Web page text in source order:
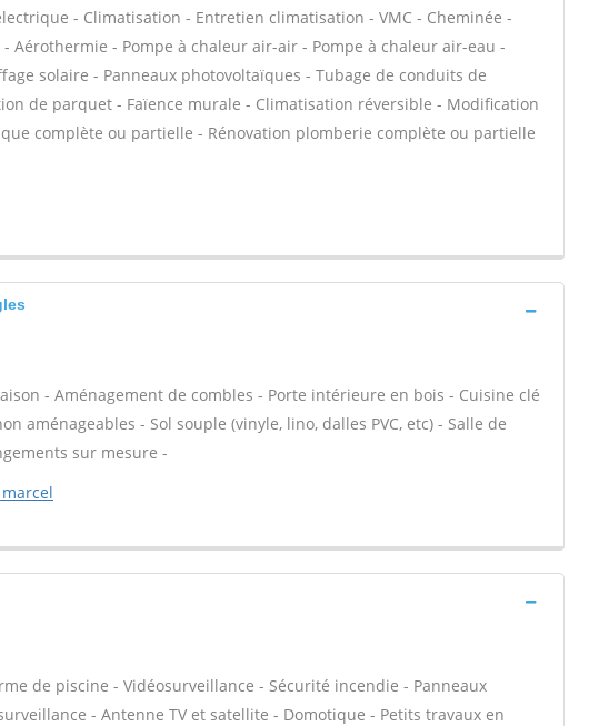
- Climatisation - Entretien climatisation - VMC - Cheminée -
Aérothermie - Pompe à chaleur air-air - Pompe à chaleur air-eau -
solaire - Panneaux photovoltaïques - Tubage de conduits de
de parquet - Faïence murale - Climatisation réversible - Modification
complète ou partielle - Rénovation plomberie complète ou partielle
- Aménagement de combles - Porte intérieure en bois - Cuisine clé
aménageables - Sol souple (vinyle, lino, dalles PVC, etc) - Salle de
sur mesure -
de piscine - Vidéosurveillance - Sécurité incendie - Panneaux
- Antenne TV et satellite - Domotique - Petits travaux en